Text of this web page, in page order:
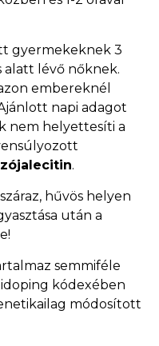
gyermekeknek 3
alatt lévő nőknek.
embereknél
napi adagot
nem helyettesíti a
.
hűvös helyen
után a
semmiféle
kódexében
módosított